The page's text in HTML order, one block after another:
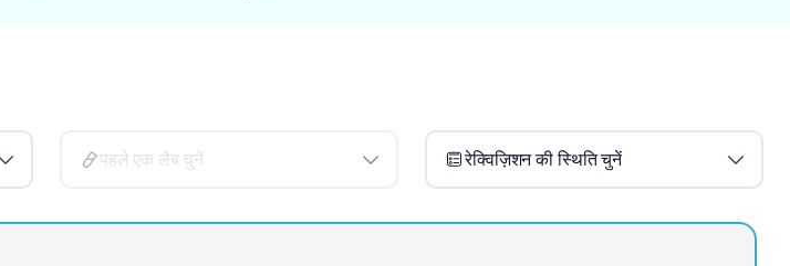
पहले एक लैब चुनें रेक्विज़िशन की स्थिति चुनें